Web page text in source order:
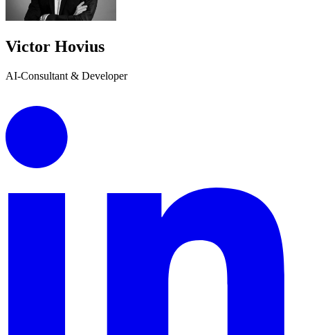
Victor Hovius
AI-Consultant & Developer